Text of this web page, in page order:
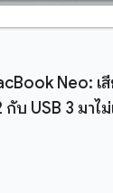
Neo: เ
บ USB 3 มาไ